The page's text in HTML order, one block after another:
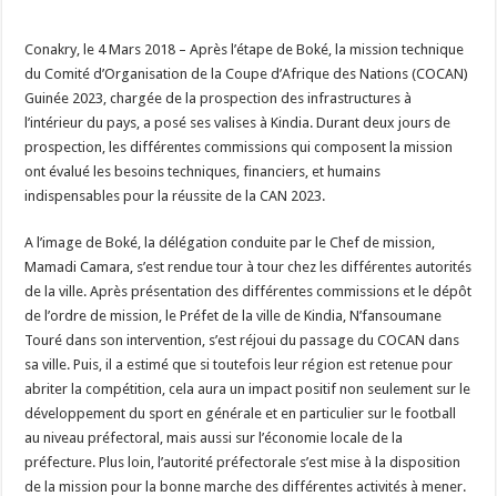
Conakry, le 4 Mars 2018 – Après l’étape de Boké, la mission technique
du Comité d’Organisation de la Coupe d’Afrique des Nations (COCAN)
Guinée 2023, chargée de la prospection des infrastructures à
l’intérieur du pays, a posé ses valises à Kindia. Durant deux jours de
prospection, les différentes commissions qui composent la mission
ont évalué les besoins techniques, financiers, et humains
indispensables pour la réussite de la CAN 2023.
A l’image de Boké, la délégation conduite par le Chef de mission,
Mamadi Camara, s’est rendue tour à tour chez les différentes autorités
de la ville. Après présentation des différentes commissions et le dépôt
de l’ordre de mission, le Préfet de la ville de Kindia, N’fansoumane
Touré dans son intervention, s’est réjoui du passage du COCAN dans
sa ville. Puis, il a estimé que si toutefois leur région est retenue pour
abriter la compétition, cela aura un impact positif non seulement sur le
développement du sport en générale et en particulier sur le football
au niveau préfectoral, mais aussi sur l’économie locale de la
préfecture. Plus loin, l’autorité préfectorale s’est mise à la disposition
de la mission pour la bonne marche des différentes activités à mener.